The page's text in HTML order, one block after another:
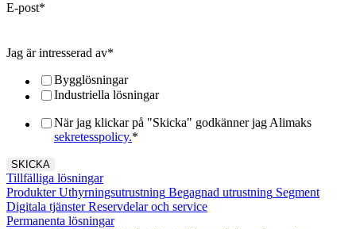
E-post*
Jag är intresserad av*
Bygglösningar
Industriella lösningar
När jag klickar på "Skicka" godkänner jag Alimaks
sekretesspolicy.*
Tillfälliga lösningar
Produkter Uthyrningsutrustning Begagnad utrustning Segment
Digitala tjänster Reservdelar och service
Permanenta lösningar